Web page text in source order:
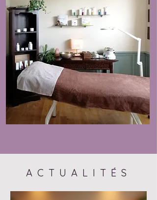
ACTUALITÉS